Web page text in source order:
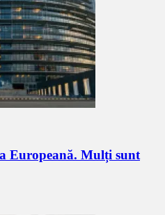
Europeană. Mulți sunt